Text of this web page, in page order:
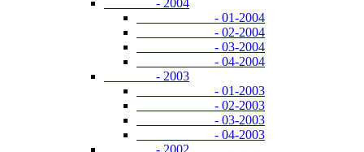
- 2004
- 01-2004
- 02-2004
- 03-2004
- 04-2004
- 2003
- 01-2003
- 02-2003
- 03-2003
- 04-2003
- 2002